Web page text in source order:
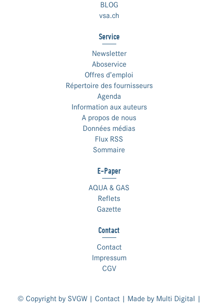
BLOG
vsa.ch
Service
Newsletter
Aboservice
Offres d’emploi
Répertoire des fournisseurs
Agenda
Information aux auteurs
A propos de nous
Données médias
Flux RSS
Sommaire
E-Paper
AQUA & GAS
Reflets
Gazette
Contact
Contact
Impressum
CGV
© Copyright by SVGW | Contact| Made by Multi Digital |